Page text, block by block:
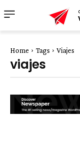
Home Tags Viajes
viajes